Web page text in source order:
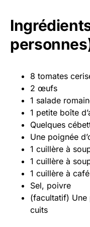
8 tomates
2 œufs
1 salade
1 petite boîte
Quelques
Une poignée
1 cuillère à
1 cuillère à
1 cuillère à
Sel, poivre
(facultatif) Une
cuits